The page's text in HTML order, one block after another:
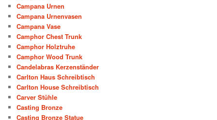
Campana Urnen
Campana Urnenvasen
Campana Vase
Camphor Chest Trunk
Camphor Holztruhe
Camphor Wood Trunk
Candelabras Kerzenständer
Carlton Haus Schreibtisch
Carlton House Schreibtisch
Carver Stühle
Casting Bronze
Casting Bronze Statue